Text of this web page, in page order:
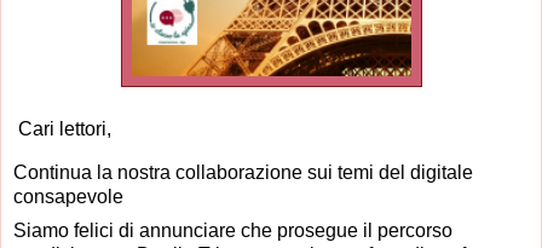
Cari lettori,
Continua la nostra collaborazione sui temi del digitale
consapevole
Siamo felici di annunciare che prosegue il percorso